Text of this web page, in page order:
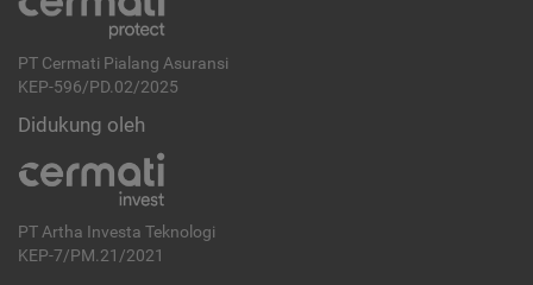
PT Cermati Pialang Asuransi
KEP-596/PD.02/2025
Didukung oleh
PT Artha Investa Teknologi
KEP-7/PM.21/2021